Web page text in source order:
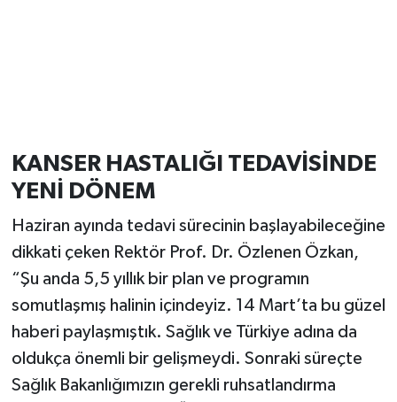
KANSER HASTALIĞI TEDAVİSİNDE
YENİ DÖNEM
Haziran ayında tedavi sürecinin başlayabileceğine
dikkati çeken Rektör Prof. Dr. Özlenen Özkan,
“Şu anda 5,5 yıllık bir plan ve programın
somutlaşmış halinin içindeyiz. 14 Mart’ta bu güzel
haberi paylaşmıştık. Sağlık ve Türkiye adına da
oldukça önemli bir gelişmeydi. Sonraki süreçte
Sağlık Bakanlığımızın gerekli ruhsatlandırma